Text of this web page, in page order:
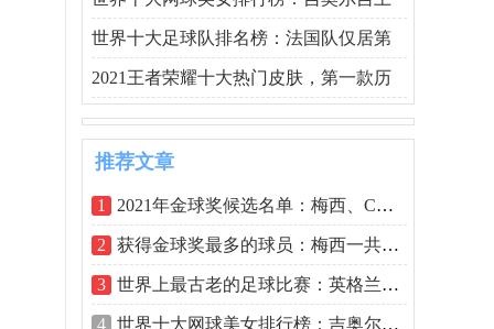
世界十大足球队排名榜：法国队仅居第
2021王者荣耀十大热门皮肤，第一款历
推荐文章
1 2021年金球奖候选名单：梅西、C罗双双入
2 获得金球奖最多的球员：梅西一共获得了
3 世界上最古老的足球比赛：英格兰足总杯
4 世界十大网球美女排行榜：吉奥尔吉上榜